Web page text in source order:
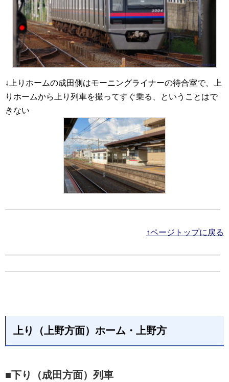
↓上りホームの成田側はモーニングライナーの待合室で、上
りホームから上り列車を撮ってすぐ乗る、ということはで
きない
↑ページトップに戻る
上り（上野方面）ホーム・上野方
■下り（成田方面）列車